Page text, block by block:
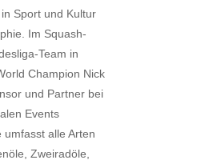
Sport und Kultur
Im Squash-
Team in
Champion Nick
und Partner bei
Events
alle Arten
Zweiradöle,